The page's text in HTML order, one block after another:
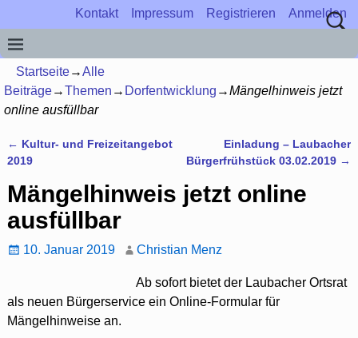
Kontakt Impressum Registrieren Anmelden
Startseite→Alle
Beiträge→Themen → Dorfentwicklung →Mängelhinweis jetzt
online ausfüllbar
Artikelnavigation
← Kultur- und Freizeitangebot
2019
Einladung – Laubacher
Bürgerfrühstück 03.02.2019 →
Mängelhinweis jetzt online
ausfüllbar
10. Januar 2019 Christian Menz
Ab sofort bietet der Laubacher Ortsrat
als neuen Bürgerservice ein Online-Formular für
Mängelhinweise an.